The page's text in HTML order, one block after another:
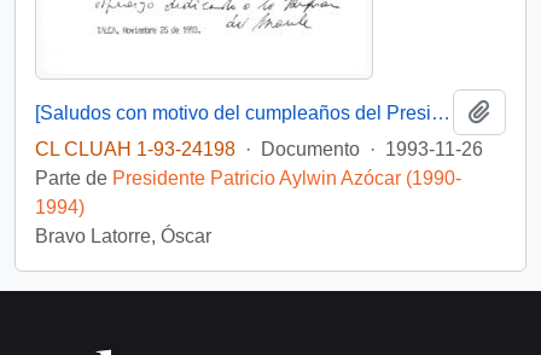
[Saludos con motivo del cumpleaños del Presidente]
CL CLUAH 1-93-24198 · Documento · 1993-11-26
Parte de Presidente Patricio Aylwin Azócar (1990-
1994)
Bravo Latorre, Óscar